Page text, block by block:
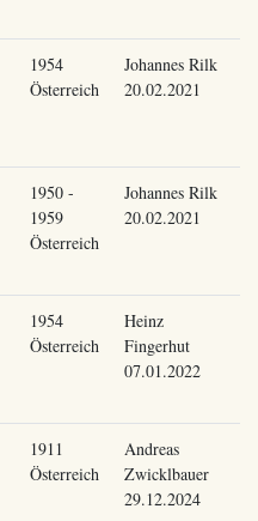
1954
Österreich
Johannes Rilk
20.02.2021
1950 -
1959
Österreich
Johannes Rilk
20.02.2021
1954
Österreich
Heinz
Fingerhut
07.01.2022
1911
Österreich
Andreas
Zwicklbauer
29.12.2024